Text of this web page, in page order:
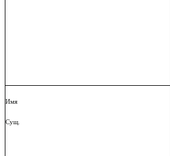
Имя
Сущ.